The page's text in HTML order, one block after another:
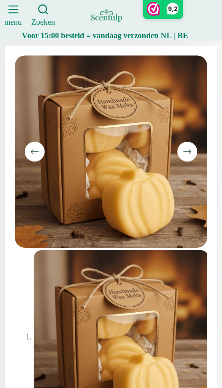
9,2
Ga
naar
demenu
Zoeken
Voor 15:00 besteld = vandaag verzonden NL | BE
|
aantal